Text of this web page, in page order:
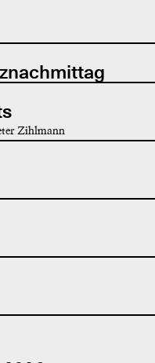
Zihlmann